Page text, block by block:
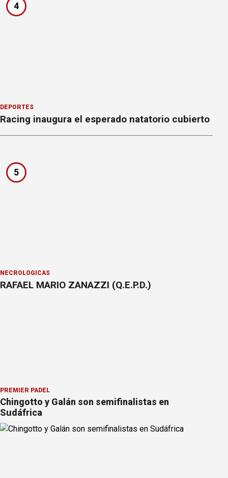
4
DEPORTES
Racing inaugura el esperado natatorio cubierto
5
NECROLÓGICAS
RAFAEL MARIO ZANAZZI (Q.E.P.D.)
PREMIER PÁDEL
Chingotto y Galán son semifinalistas en
Sudáfrica